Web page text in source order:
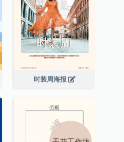
时装周海报